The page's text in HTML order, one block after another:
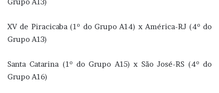
XV de Piracicaba (1º do Grupo A14) x América-RJ (4º do
Grupo A13)
Santa Catarina (1º do Grupo A15) x São José-RS (4º do
Grupo A16)